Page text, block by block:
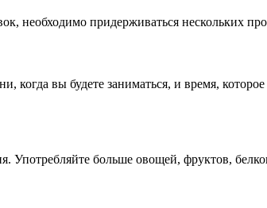
необходимо придерживаться нескольких
когда вы будете заниматься, и время,
Употребляйте больше овощей, фруктов,